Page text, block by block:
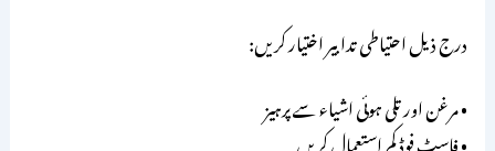
درج ذیل احتیاطی تدابیر اختیار کریں:
• مرغن اور تلی ہوئی اشیاء سے پرہیز
• فاسٹ فوڈ کم استعمال کریں